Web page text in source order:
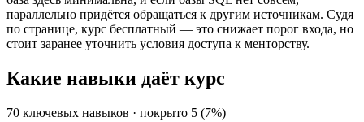
параллельно придётся обращаться к другим источникам. Судя
по странице, курс бесплатный — это снижает порог входа, но
стоит заранее уточнить условия доступа к менторству.
Какие навыки даёт курс
70 ключевых навыков · покрыто 5 (7%)